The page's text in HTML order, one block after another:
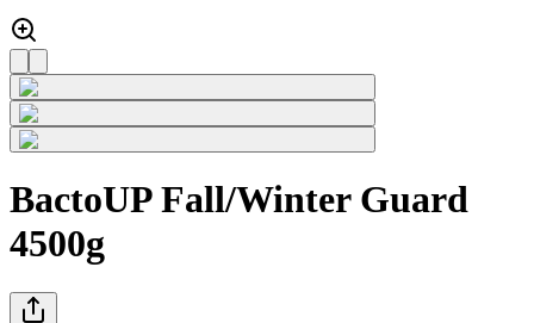
BactoUP Fall/Winter Guard
4500g